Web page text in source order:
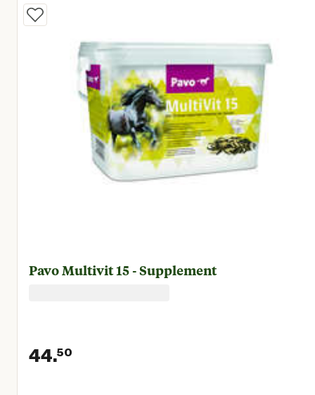
Pavo Multivit 15 - Supplement
44.50